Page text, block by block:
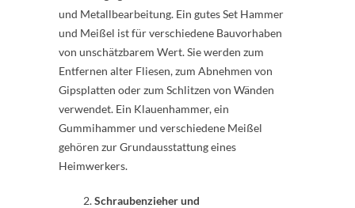
und Metallbearbeitung. Ein gutes Set Hammer
und Meißel ist für verschiedene Bauvorhaben
von unschätzbarem Wert. Sie werden zum
Entfernen alter Fliesen, zum Abnehmen von
Gipsplatten oder zum Schlitzen von Wänden
verwendet. Ein Klauenhammer, ein
Gummihammer und verschiedene Meißel
gehören zur Grundausstattung eines
Heimwerkers.
Schraubenzieher und